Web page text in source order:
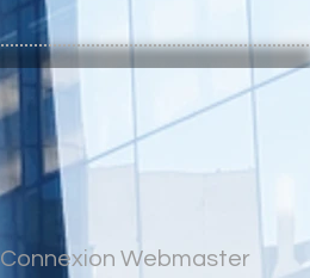
Connexion Webmaster